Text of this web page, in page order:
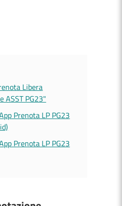
Libera
ASST PG23"
Prenota LP PG23
Prenota LP PG23